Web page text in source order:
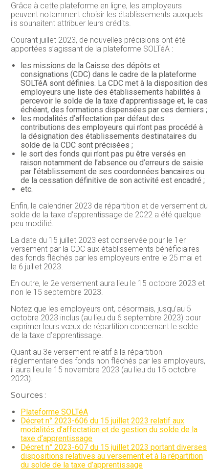
Grâce à cette plateforme en ligne, les employeurs
peuvent notamment choisir les établissements auxquels
ils souhaitent attribuer leurs crédits.
Courant juillet 2023, de nouvelles précisions ont été
apportées s’agissant de la plateforme SOLTéA :
les missions de la Caisse des dépôts et
consignations (CDC) dans le cadre de la plateforme
SOLTéA sont définies. La CDC met à la disposition des
employeurs une liste des établissements habilités à
percevoir le solde de la taxe d’apprentissage et, le cas
échéant, des formations dispensées par ces derniers ;
les modalités d’affectation par défaut des
contributions des employeurs qui n’ont pas procédé à
la désignation des établissements destinataires du
solde de la CDC sont précisées ;
le sort des fonds qui n’ont pas pu être versés en
raison notamment de l’absence ou d’erreurs de saisie
par l’établissement de ses coordonnées bancaires ou
de la cessation définitive de son activité est encadré ;
etc.
Enfin, le calendrier 2023 de répartition et de versement du
solde de la taxe d’apprentissage de 2022 a été quelque
peu modifié.
La date du 15 juillet 2023 est conservée pour le 1er
versement par la CDC aux établissements bénéficiaires
des fonds fléchés par les employeurs entre le 25 mai et
le 6 juillet 2023.
En outre, le 2e versement aura lieu le 15 octobre 2023 et
non le 15 septembre 2023.
Notez que les employeurs ont, désormais, jusqu’au 5
octobre 2023 inclus (au lieu du 6 septembre 2023) pour
exprimer leurs vœux de répartition concernant le solde
de la taxe d’apprentissage.
Quant au 3e versement relatif à la répartition
réglementaire des fonds non fléchés par les employeurs,
il aura lieu le 15 novembre 2023 (au lieu du 15 octobre
2023).
Sources :
Plateforme SOLTéA
Décret n° 2023-606 du 15 juillet 2023 relatif aux
modalités d’affectation et de gestion du solde de la
taxe d’apprentissage
Décret n° 2023-607 du 15 juillet 2023 portant diverses
dispositions relatives au versement et à la répartition
du solde de la taxe d’apprentissage